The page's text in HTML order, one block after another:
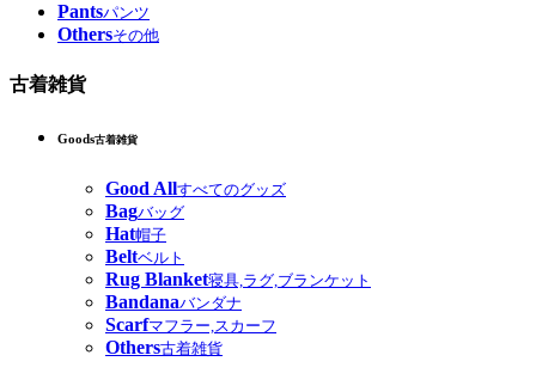
Pantsパンツ
Othersその他
古着雑貨
Goods古着雑貨
Good Allすべてのグッズ
Bagバッグ
Hat帽子
Beltベルト
Rug Blanket寝具,ラグ,ブランケット
Bandanaバンダナ
Scarfマフラー,スカーフ
Others古着雑貨